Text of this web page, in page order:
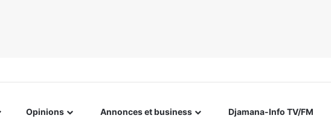
Opinions Annonces et business Djamana-Info TV/FM